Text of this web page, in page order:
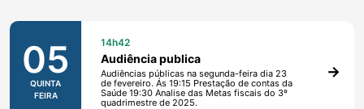
05
QUINTA
FEIRA
14h42
Audiência publica
Audiências públicas na segunda-feira dia 23
de fevereiro. Ás 19:15 Prestação de contas da
Saúde 19:30 Analise das Metas fiscais do 3º
quadrimestre de 2025.